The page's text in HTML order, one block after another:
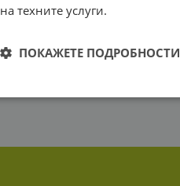
на техните услуги.
ПОКАЖЕТЕ ПОДРОБНОСТИ